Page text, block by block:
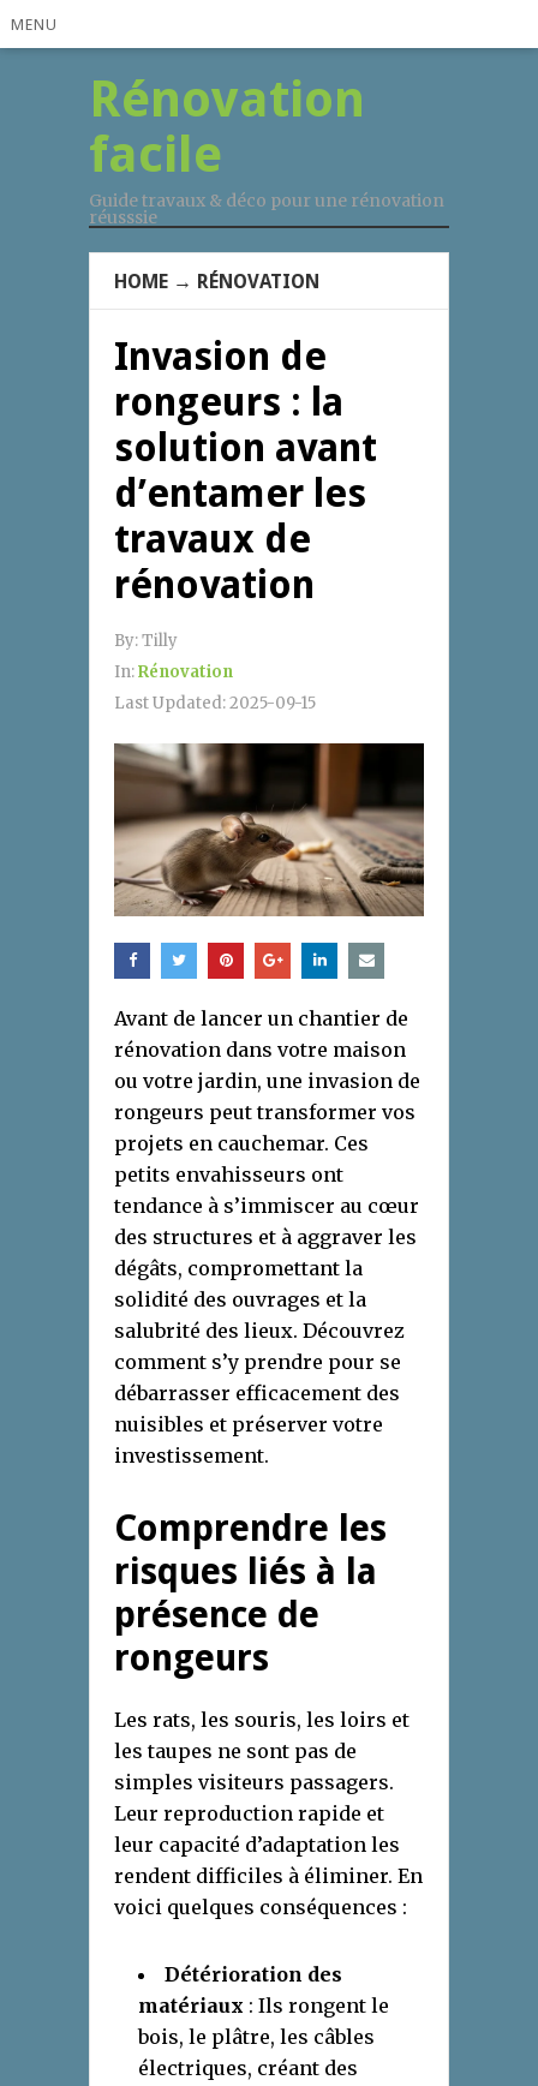
MENU
Rénovation
facile
Guide travaux & déco pour une rénovation
réusssie
HOME → RÉNOVATION
Invasion de
rongeurs : la
solution avant
d’entamer les
travaux de
rénovation
By:Tilly
In:Rénovation
Last Updated:2025-09-15
Avant de lancer un chantier de
rénovation dans votre maison
ou votre jardin, une invasion de
rongeurs peut transformer vos
projets en cauchemar. Ces
petits envahisseurs ont
tendance à s’immiscer au cœur
des structures et à aggraver les
dégâts, compromettant la
solidité des ouvrages et la
salubrité des lieux. Découvrez
comment s’y prendre pour se
débarrasser efficacement des
nuisibles et préserver votre
investissement.
Comprendre les
risques liés à la
présence de
rongeurs
Les rats, les souris, les loirs et
les taupes ne sont pas de
simples visiteurs passagers.
Leur reproduction rapide et
leur capacité d’adaptation les
rendent difficiles à éliminer. En
voici quelques conséquences :
Détérioration des
matériaux : Ils rongent le
bois, le plâtre, les câbles
électriques, créant des